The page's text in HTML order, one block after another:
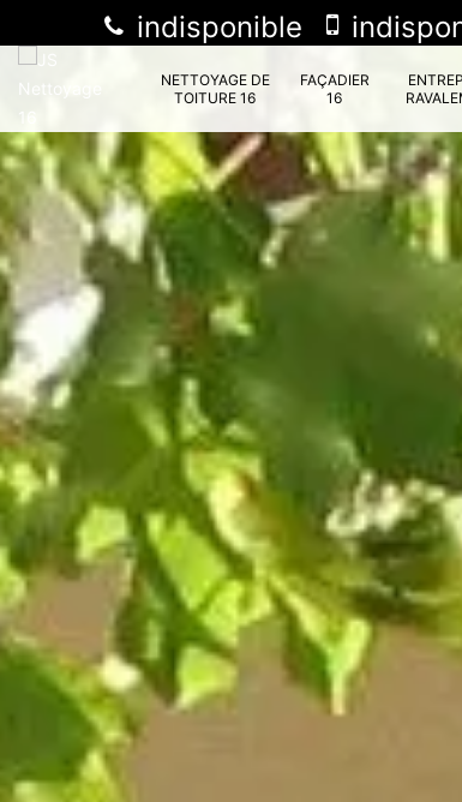
indisponible
NETTOYAGE DE
TOITURE 16
FAÇADIER
16